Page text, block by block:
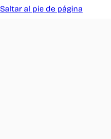
Saltar al pie de página